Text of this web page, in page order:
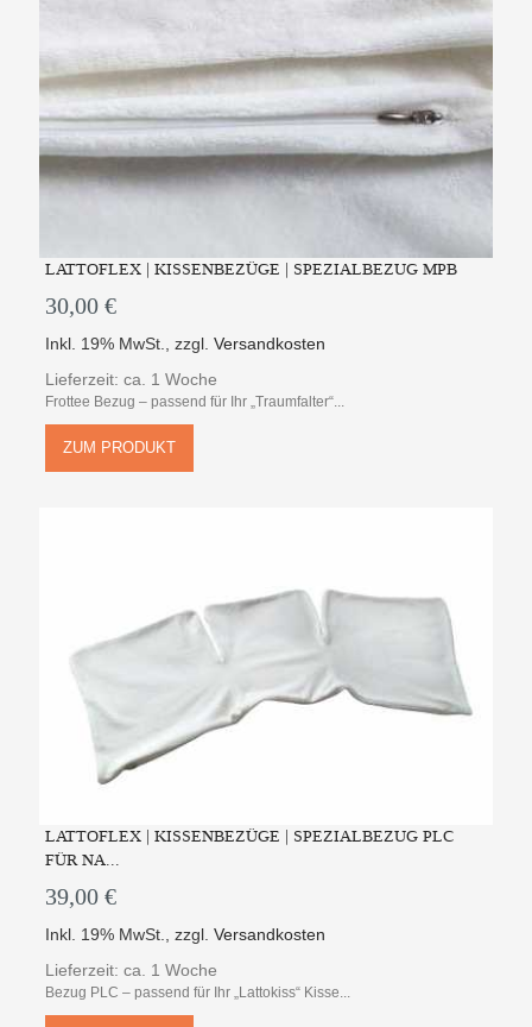
LATTOFLEX | KISSENBEZÜGE | SPEZIALBEZUG MPB
30,00 €
Inkl. 19% MwSt. ,zzgl.Versandkosten
Lieferzeit: ca. 1 Woche
Frottee Bezug – passend für Ihr „Traumfalter“...
ZUM PRODUKT
LATTOFLEX | KISSENBEZÜGE | SPEZIALBEZUG PLC
FÜR NA...
39,00 €
Inkl. 19% MwSt. ,zzgl.Versandkosten
Lieferzeit: ca. 1 Woche
Bezug PLC – passend für Ihr „Lattokiss“ Kisse...